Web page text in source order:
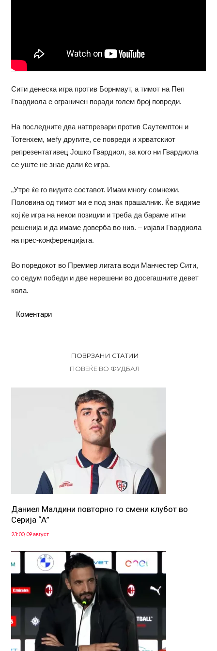
Сити денеска игра против Борнмаут, а тимот на Пеп
Гвардиола е ограничен поради голем број повреди.
На последните два натпревари против Саутемптон и
Тотенхем, меѓу другите, се повреди и хрватскиот
репрезентативец Јошко Гвардиол, за кого ни Гвардиола
се уште не знае дали ќе игра.
„Утре ќе го видите составот. Имам многу сомнежи.
Половина од тимот ми е под знак прашалник. Ќе видиме
кој ќе игра на некои позиции и треба да бараме итни
решенија и да имаме доверба во нив. – изјави Гвардиола
на прес-конференцијата.
Во поредокот во Премиер лигата води Манчестер Сити,
со седум победи и две нерешени во досегашните девет
кола.
Коментари
ПОВРЗАНИ СТАТИИ
ПОВЕЌЕ ВО ФУДБАЛ
Даниел Малдини повторно го смени клубот во
Серија “А”
23:00, 09 август